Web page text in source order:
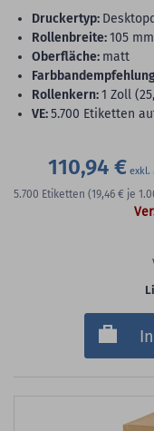
Druckertyp:
Rollenbreite:105
Oberfläche: matt
Rollenkern:1 Zoll
VE:5.700 Etiketten
110,94 €
5.700 Etiketten (19,46 € je